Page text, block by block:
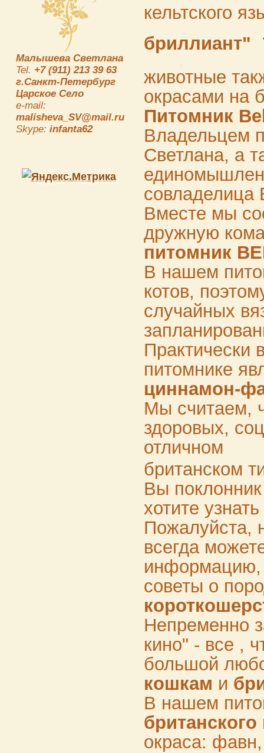
Малышева Светлана
Tel. +7 (911) 213 39 63
г.Санкт-Петербург
Царское Село
e-mail:
malisheva_SV@mail.ru
Skype: infanta62
кельтского
бриллиант"
животные
окрасами на
Питомник
Владельцем
Светлана, а
совладелица
Вместе мы
дружную
питомник
В нашем
котов,
случайных
Практически
питомнике
циннамон-
Мы считаем,
здоровых,
отличном
британском
Вы поклонник
хотите
Пожалуйста,
всегда
информацию,
советы о
Непременно
кино" - все ,
большой
кошкам и
В нашем
британского
окраса: